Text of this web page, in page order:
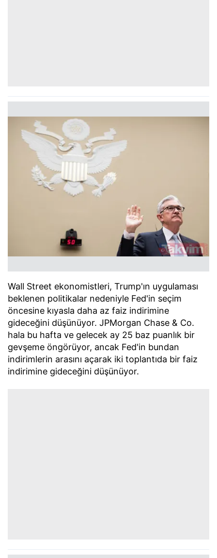
Wall Street ekonomistleri, Trump'ın uygulaması
beklenen politikalar nedeniyle Fed'in seçim
öncesine kıyasla daha az faiz indirimine
gideceğini düşünüyor. JPMorgan Chase & Co.
hala bu hafta ve gelecek ay 25 baz puanlık bir
gevşeme öngörüyor, ancak Fed'in bundan
indirimlerin arasını açarak iki toplantıda bir faiz
indirimine gideceğini düşünüyor.